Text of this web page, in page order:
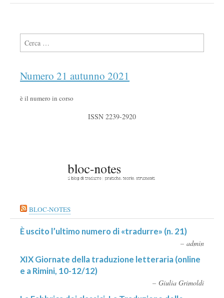
Ricerca per:
Numero 21 autunno 2021
è il numero in corso
ISSN 2239-2920
BLOC-NOTES
È uscito l’ultimo numero di «tradurre» (n. 21)
admin
XIX Giornate della traduzione letteraria (online
e a Rimini, 10-12/12)
Giulia Grimoldi